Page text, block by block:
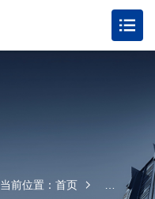
当前位置： 首页 技术文章